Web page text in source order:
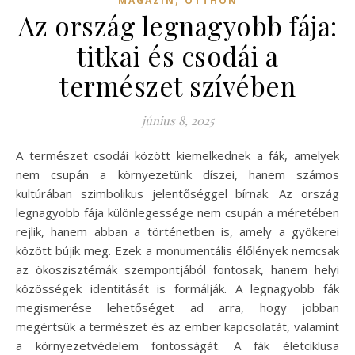
Az ország legnagyobb fája:
titkai és csodái a
természet szívében
június 8, 2025
A természet csodái között kiemelkednek a fák, amelyek
nem csupán a környezetünk díszei, hanem számos
kultúrában szimbolikus jelentőséggel bírnak. Az ország
legnagyobb fája különlegessége nem csupán a méretében
rejlik, hanem abban a történetben is, amely a gyökerei
között bújik meg. Ezek a monumentális élőlények nemcsak
az ökoszisztémák szempontjából fontosak, hanem helyi
közösségek identitását is formálják. A legnagyobb fák
megismerése lehetőséget ad arra, hogy jobban
megértsük a természet és az ember kapcsolatát, valamint
a környezetvédelem fontosságát. A fák életciklusa